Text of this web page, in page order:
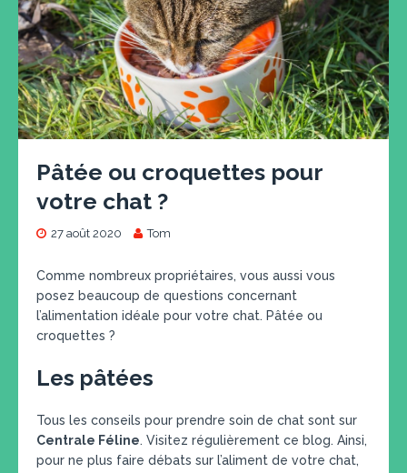
Pâtée ou croquettes pour
votre chat ?
27 août 2020 Tom
Comme nombreux propriétaires, vous aussi vous
posez beaucoup de questions concernant
l’alimentation idéale pour votre chat. Pâtée ou
croquettes ?
Les pâtées
Tous les conseils pour prendre soin de chat sont sur
Centrale Féline. Visitez régulièrement ce blog. Ainsi,
pour ne plus faire débats sur l’aliment de votre chat,